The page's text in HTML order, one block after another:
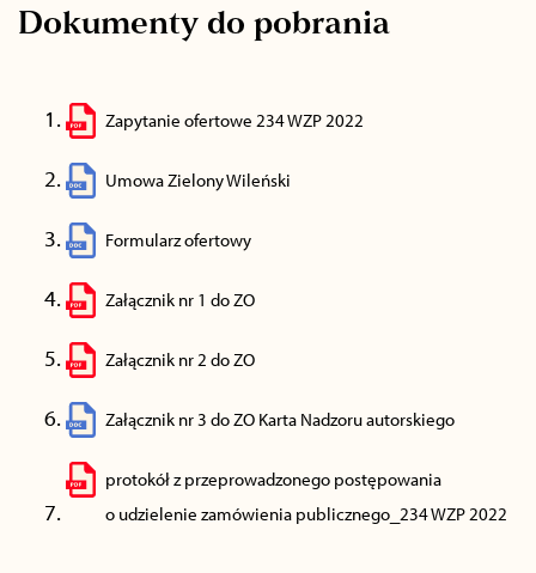
Dokumenty do pobrania
Zapytanie ofertowe 234 WZP 2022
Umowa Zielony Wileński
Formularz ofertowy
Załącznik nr 1 do ZO
Załącznik nr 2 do ZO
Załącznik nr 3 do ZO Karta Nadzoru autorskiego
protokół z przeprowadzonego postępowania
o udzielenie zamówienia publicznego_234 WZP 2022